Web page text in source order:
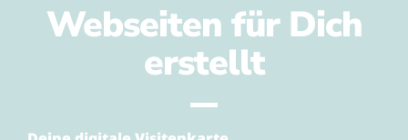
Webseiten für Dich
erstellt